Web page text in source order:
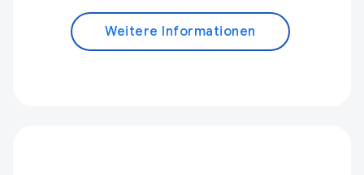
Weitere Informationen